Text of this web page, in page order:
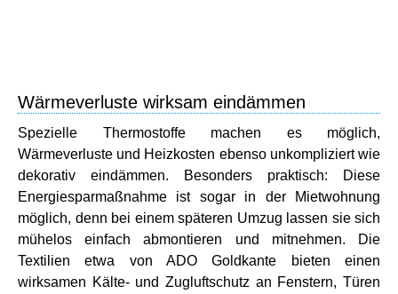
Wärmeverluste wirksam eindämmen
Spezielle Thermostoffe machen es möglich,
Wärmeverluste und Heizkosten ebenso unkompliziert wie
dekorativ eindämmen. Besonders praktisch: Diese
Energiesparmaßnahme ist sogar in der Mietwohnung
möglich, denn bei einem späteren Umzug lassen sie sich
mühelos einfach abmontieren und mitnehmen. Die
Textilien etwa von ADO Goldkante bieten einen
wirksamen Kälte- und Zugluftschutz an Fenstern, Türen